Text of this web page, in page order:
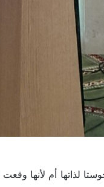
لذاتها أم لأنها